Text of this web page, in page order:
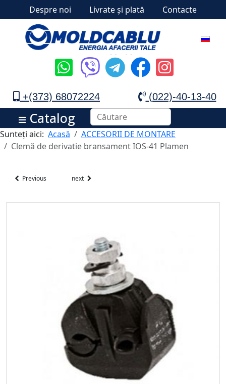
Despre noi Livrate și plată Contacte
+(373) 68072224 (022)-40-13-40
Catalog
Sunteți aici: Acasă
ACCESORII DE MONTARE
Clemă de derivatie bransament IOS-41 Plamen
Previous next